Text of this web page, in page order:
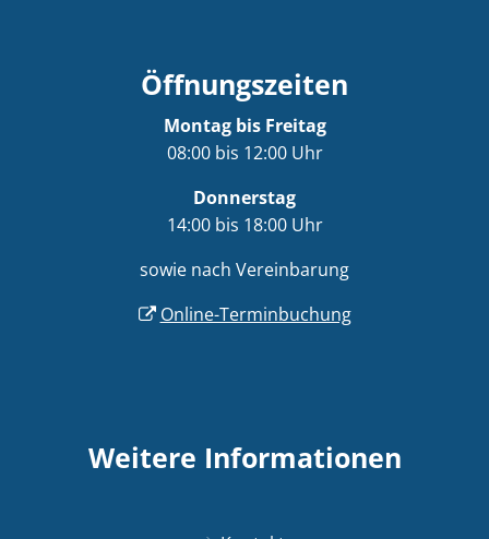
Öffnungszeiten
Montag bis Freitag
08:00 bis 12:00 Uhr
Donnerstag
14:00 bis 18:00 Uhr
sowie nach Vereinbarung
Online-Terminbuchung
Weitere Informationen